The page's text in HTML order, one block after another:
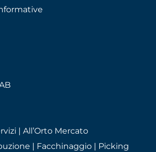
| All’Orto Mercato
| Facchinaggio | Picking